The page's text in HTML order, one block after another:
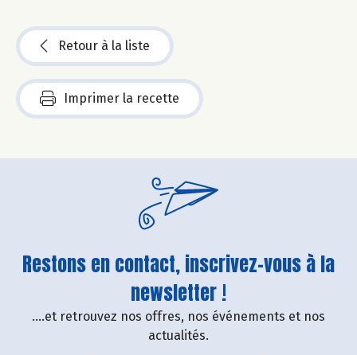
Retour à la liste
Imprimer la recette
Restons en contact, inscrivez-vous à la
newsletter !
....et retrouvez nos offres, nos événements et nos
actualités.